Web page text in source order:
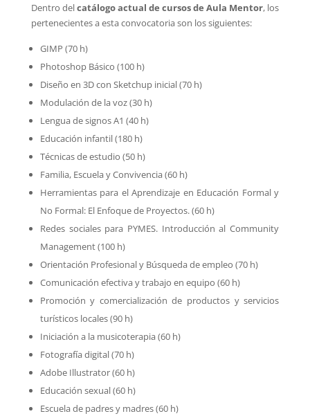
Dentro delcatálogo actual de cursos de Aula Mentor, los
pertenecientes a esta convocatoria son los siguientes:
GIMP (70 h)
Photoshop Básico (100 h)
Diseño en 3D con Sketchup inicial (70 h)
Modulación de la voz (30 h)
Lengua de signos A1 (40 h)
Educación infantil (180 h)
Técnicas de estudio (50 h)
Familia, Escuela y Convivencia (60 h)
Herramientas para el Aprendizaje en Educación Formal y
No Formal: El Enfoque de Proyectos. (60 h)
Redes sociales para PYMES. Introducción al Community
Management (100 h)
Orientación Profesional y Búsqueda de empleo (70 h)
Comunicación efectiva y trabajo en equipo (60 h)
Promoción y comercialización de productos y servicios
turísticos locales (90 h)
Iniciación a la musicoterapia (60 h)
Fotografía digital (70 h)
Adobe Illustrator (60 h)
Educación sexual (60 h)
Escuela de padres y madres (60 h)